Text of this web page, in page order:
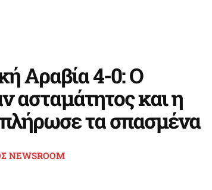
Αραβία 4-0: Ο
ασταμάτητος και η
τα σπασμένα
NEWSROOM